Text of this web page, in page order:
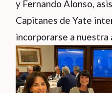
y Fernando Alonso,
Capitanes de Yate
incorporarse a nuestra